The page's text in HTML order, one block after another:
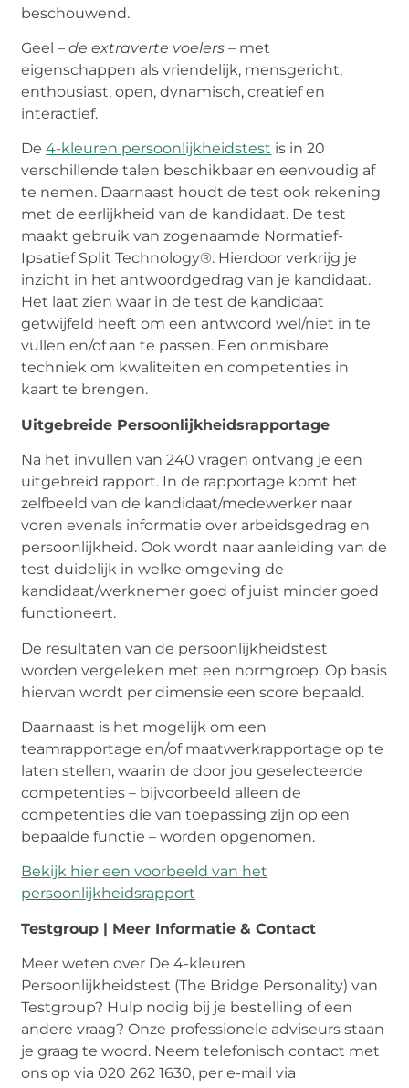
beschouwend.
Geel –de extraverte voelers – met
eigenschappen als vriendelijk, mensgericht,
enthousiast, open, dynamisch, creatief en
interactief.
De4-kleuren persoonlijkheidstest is in 20
verschillende talen beschikbaar en eenvoudig af
te nemen. Daarnaast houdt de test ook rekening
met de eerlijkheid van de kandidaat. De test
maakt gebruik van zogenaamde Normatief-
Ipsatief Split Technology®. Hierdoor verkrijg je
inzicht in het antwoordgedrag van je kandidaat.
Het laat zien waar in de test de kandidaat
getwijfeld heeft om een antwoord wel/niet in te
vullen en/of aan te passen. Een onmisbare
techniek om kwaliteiten en competenties in
kaart te brengen.
Uitgebreide Persoonlijkheidsrapportage
Na het invullen van 240 vragen ontvang je een
uitgebreid rapport. In de rapportage komt het
zelfbeeld van de kandidaat/medewerker naar
voren evenals informatie over arbeidsgedrag en
persoonlijkheid. Ook wordt naar aanleiding van de
test duidelijk in welke omgeving de
kandidaat/werknemer goed of juist minder goed
functioneert.
De resultaten van de persoonlijkheidstest
worden vergeleken met een normgroep. Op basis
hiervan wordt per dimensie een score bepaald.
Daarnaast is het mogelijk om een
teamrapportage en/of maatwerkrapportage op te
laten stellen, waarin de door jou geselecteerde
competenties – bijvoorbeeld alleen de
competenties die van toepassing zijn op een
bepaalde functie – worden opgenomen.
Bekijk hier een voorbeeld van het
persoonlijkheidsrapport
Testgroup | Meer Informatie & Contact
Meer weten over De 4-kleuren
Persoonlijkheidstest (The Bridge Personality) van
Testgroup? Hulp nodig bij je bestelling of een
andere vraag? Onze professionele adviseurs staan
je graag te woord. Neem telefonisch contact met
ons op via 020 262 1630, per e-mail via